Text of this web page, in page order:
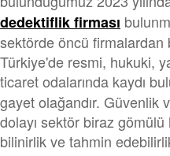
dedektiflik firması
sektörde öncü
Türkiye'de resmi, hukuki,
ticaret odalarında kaydı
gayet olağandır. Güvenlik
dolayı sektör biraz
bilinirlik ve tahmin